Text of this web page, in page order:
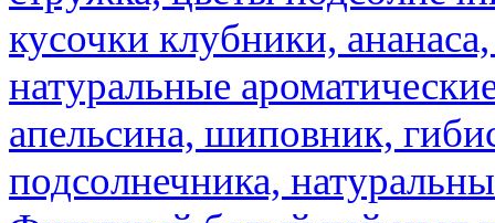
кусочки клубники,
натуральные
апельсина, шиповник,
подсолнечника,